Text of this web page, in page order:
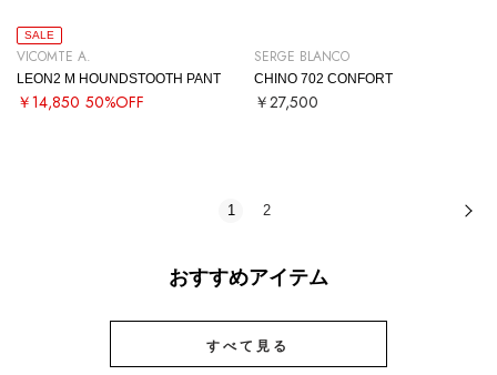
SALE
VICOMTE A.
LEON2 M HOUNDSTOOTH PANT
￥14,850 50%OFF
SERGE BLANCO
CHINO 702 CONFORT
￥27,500
1 2
おすすめアイテム
すべて見る